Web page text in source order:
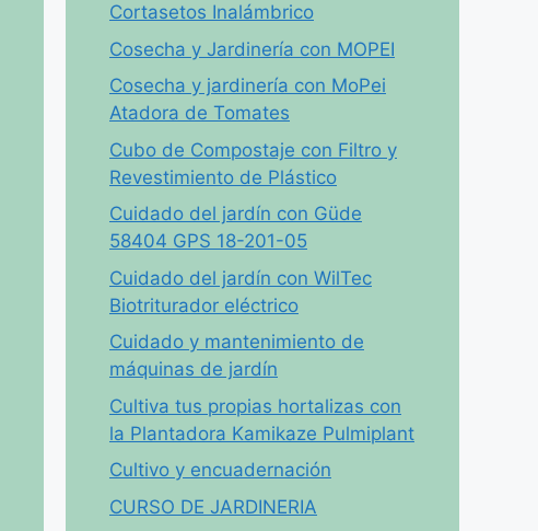
Cortasetos Inalámbrico
Cosecha y Jardinería con MOPEI
Cosecha y jardinería con MoPei
Atadora de Tomates
Cubo de Compostaje con Filtro y
Revestimiento de Plástico
Cuidado del jardín con Güde
58404 GPS 18-201-05
Cuidado del jardín con WilTec
Biotriturador eléctrico
Cuidado y mantenimiento de
máquinas de jardín
Cultiva tus propias hortalizas con
la Plantadora Kamikaze Pulmiplant
Cultivo y encuadernación
CURSO DE JARDINERIA